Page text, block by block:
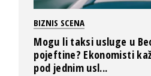
BIZNIS SCENA
Mogu li taksi usluge u
pojeftine? Ekonomisti
pod jednim usl...